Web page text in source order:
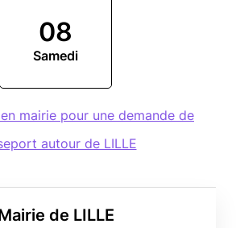
de LILLE
08
Samedi
mairie pour une demande de
autour de LILLE